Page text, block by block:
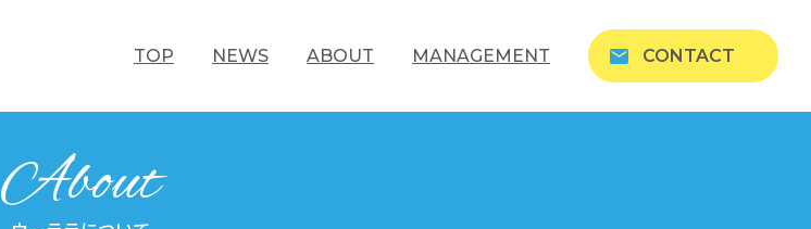
TOP NEWS ABOUT MANAGEMENT CONTACT
About